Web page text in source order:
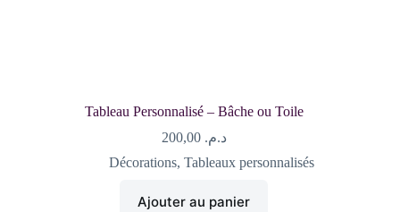
Tableau Personnalisé – Bâche ou Toile
د.م. 200,00
Décorations,Tableaux personnalisés
Ajouter au panier